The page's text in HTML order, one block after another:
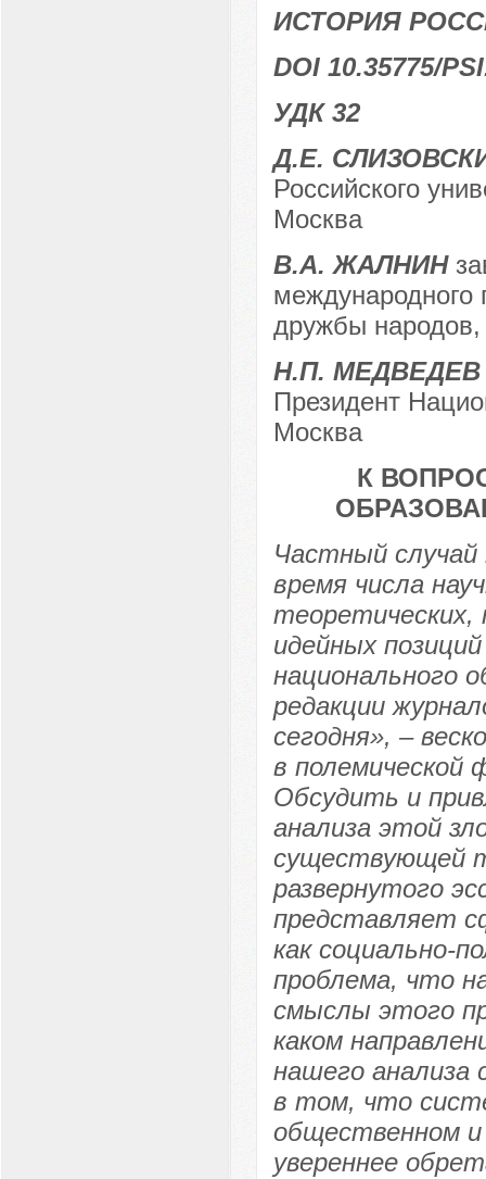
ИСТОРИЯ
DOI 10.35775/
УДК 32
Д.Е.
Российского
Москва
В.А. ЖАЛНИН
международного
дружбы народов,
Н.П. МЕДВЕДЕВ
Президент
Москва
К
Частный случай
время числа
теоретических,
идейных
национального
редакции
сегодня», –
в
Обсудить и
анализа этой
существующей
развернутого
представляет
как социально-
проблема, что
смыслы этого
каком
нашего
в том, что
общественном и
увереннее